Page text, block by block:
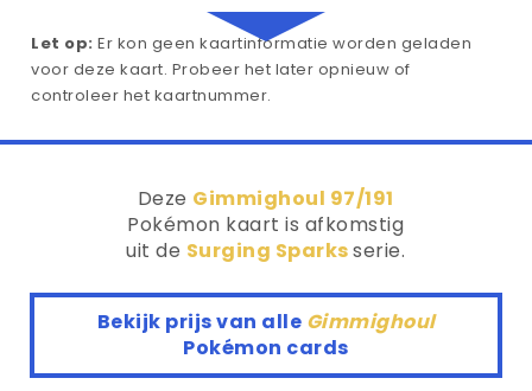
Let op: Er kon geen kaartinformatie worden geladen
voor deze kaart. Probeer het later opnieuw of
controleer het kaartnummer.
Deze Gimmighoul 97/191
Pokémon kaart is afkomstig
uit de Surging Sparksserie.
Bekijk prijs van alle Gimmighoul
Pokémon cards